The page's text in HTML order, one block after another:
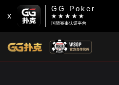
x
GG Poker
★ ★ ★ ★ ★
国际赛事认证平台